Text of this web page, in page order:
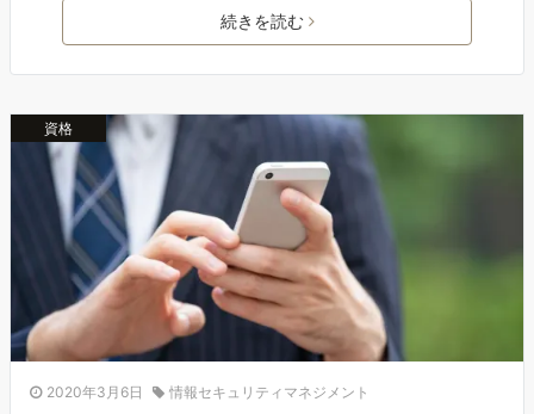
続きを読む
資格
2020年3月6日 情報セキュリティマネジメント